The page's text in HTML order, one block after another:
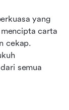
yang
carta
cekap.
semua